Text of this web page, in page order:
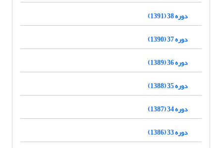
دوره 38 (1391)
دوره 37 (1390)
دوره 36 (1389)
دوره 35 (1388)
دوره 34 (1387)
دوره 33 (1386)